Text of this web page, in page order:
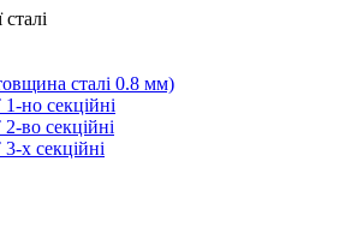
сталі 0.8 мм)
секційні
секційні
секційні